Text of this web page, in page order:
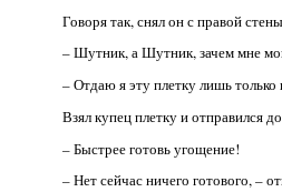
Говоря так, снял он с правой
– Шутник, а Шутник, зачем мне
– Отдаю я эту плетку лишь
Взял купец плетку и отправился
– Быстрее готовь угощение!
– Нет сейчас ничего готового, –